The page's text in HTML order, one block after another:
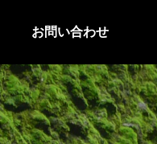
お問い合わせ